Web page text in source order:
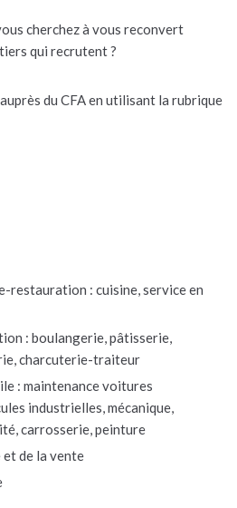
cherchez à vous reconvert
qui recrutent ?
du CFA en utilisant la rubrique
restauration : cuisine, service en
: boulangerie, pâtisserie,
charcuterie-traiteur
: maintenance voitures
industrielles, mécanique,
carrosserie, peinture
et de la vente